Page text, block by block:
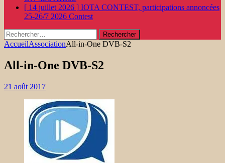
[ 14 juillet 2026 ] IOTA CONTEST, participations annoncées
25-26/7 2026 Contest
Rechercher :
AccueilAssociationAll-in-One DVB-S2
All-in-One DVB-S2
21 août 2017